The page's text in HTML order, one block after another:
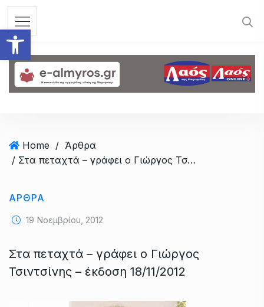
Ανοίξτε τη γραμμή
Home / Άρθρα
/ Στα πεταχτά – γράφει ο Γιώργος Τσιντσίνης – έκδοση 18/11/2012
ΆΡΘΡΑ
19 Νοεμβρίου, 2012
Στα πεταχτά – γράφει ο Γιώργος
Τσιντσίνης – έκδοση 18/11/2012